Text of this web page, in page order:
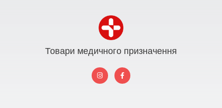
Товари медичного призначення
I
n
s
F
a
c